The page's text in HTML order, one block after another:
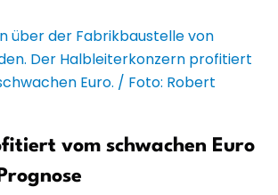
vom schwachen Euro